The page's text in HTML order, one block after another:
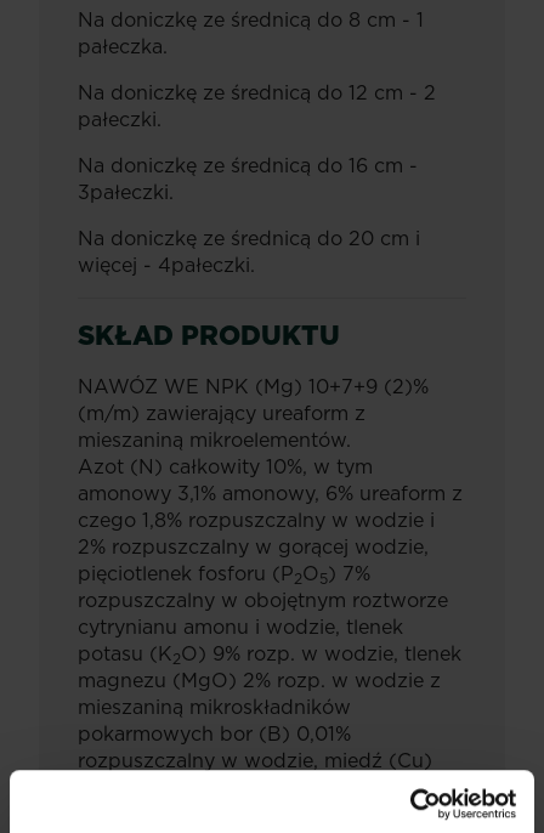
Na doniczkę ze średnicą do 8 cm - 1
pałeczka.
Na doniczkę ze średnicą do 12 cm - 2
pałeczki.
Na doniczkę ze średnicą do 16 cm -
3pałeczki.
Na doniczkę ze średnicą do 20 cm i
więcej - 4pałeczki.
SKŁAD PRODUKTU
NAWÓZ WE NPK (Mg) 10+7+9 (2)%
(m/m) zawierający ureaform z
mieszaniną mikroelementów.
Azot (N) całkowity 10%, w tym
amonowy 3,1% amonowy, 6% ureaform z
czego 1,8% rozpuszczalny w wodzie i
2% rozpuszczalny w gorącej wodzie,
pięciotlenek fosforu (P2O5) 7%
rozpuszczalny w obojętnym roztworze
cytrynianu amonu i wodzie, tlenek
potasu (K2O) 9% rozp. w wodzie, tlenek
magnezu (MgO) 2% rozp. w wodzie z
mieszaniną mikroskładników
pokarmowych bor (B) 0,01%
rozpuszczalny w wodzie, miedź (Cu)
0,02% rozp. w wodzie, schelatowane w